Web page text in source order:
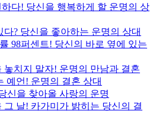
다! 당신을 행복하게 할 운명의 상
다? 당신을 좋아하는 운명의 상대
98퍼센트! 당신의 바로 옆에 있는
놓치지 말자! 운명의 만남과 결혼
예언! 운명의 결혼 상대
신을 찾아올 사랑의 운명
그 날! 카가미가 밝히는 당신의 결